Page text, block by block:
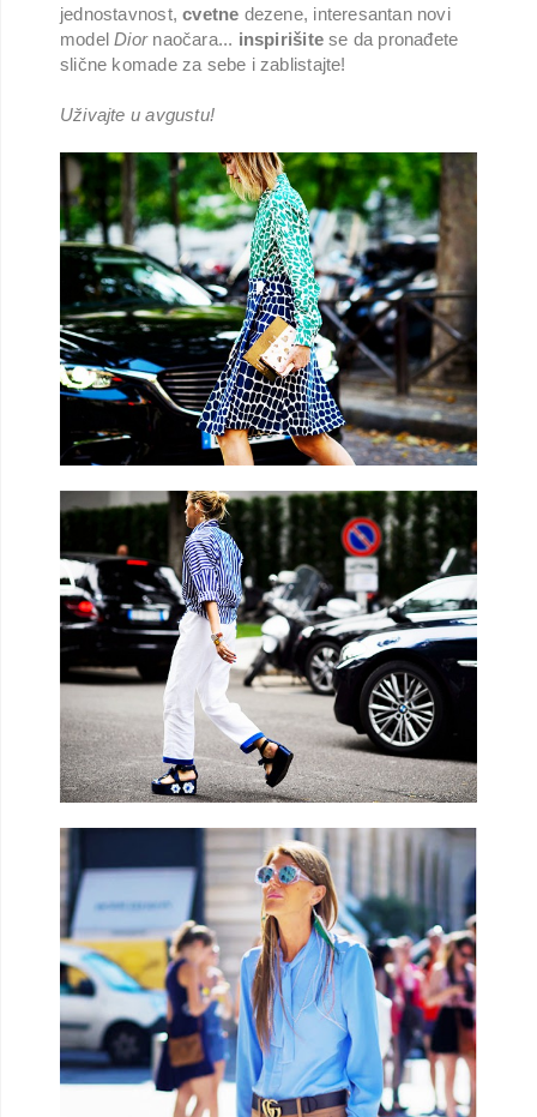
jednostavnost,cvetne dezene, interesantan novi
modelDiornaočara... inspirišitese da pronađete
slične komade za sebe i zablistajte!
Uživajte u avgustu!